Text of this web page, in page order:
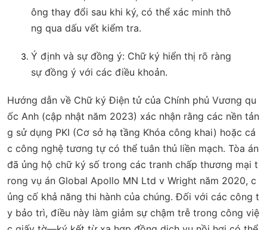
ông thay đổi sau khi ký, có thể xác minh thô
ng qua dấu vết kiểm tra.
Ý định và sự đồng ý: Chữ ký hiển thị rõ ràng
sự đồng ý với các điều khoản.
Hướng dẫn về Chữ ký Điện tử của Chính phủ Vương qu
ốc Anh (cập nhật năm 2023) xác nhận rằng các nền tản
g sử dụng PKI (Cơ sở hạ tầng Khóa công khai) hoặc cá
c công nghệ tương tự có thể tuân thủ liền mạch. Tòa án
đã ủng hộ chữ ký số trong các tranh chấp thương mại t
rong vụ án Global Apollo MN Ltd v Wright năm 2020, c
ủng cố khả năng thi hành của chúng. Đối với các công t
y bảo trì, điều này làm giảm sự chậm trễ trong công việ